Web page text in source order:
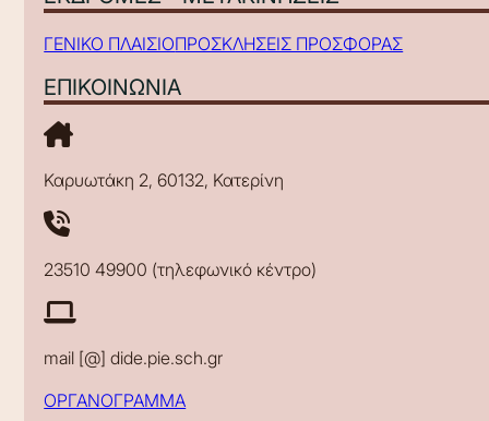
ΓΕΝΙΚΟ ΠΛΑΙΣΙΟΠΡΟΣΚΛΗΣΕΙΣ ΠΡΟΣΦΟΡΑΣ
ΕΠΙΚΟΙΝΩΝΙΑ
Καρυωτάκη 2, 60132, Κατερίνη
23510 49900 (τηλεφωνικό κέντρο)
mail [@] dide.pie.sch.gr
ΟΡΓΑΝΟΓΡΑΜΜΑ